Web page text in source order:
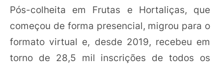
Pós-colheita em Frutas e Hortaliças, que
começou de forma presencial, migrou para o
formato virtual e, desde 2019, recebeu em
torno de 28,5 mil inscrições de todos os